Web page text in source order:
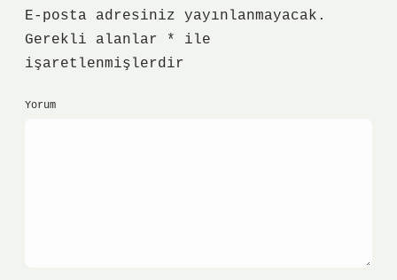
E-posta adresiniz yayınlanmayacak.
Gerekli alanlar
*
ile
işaretlenmişlerdir
Yorum